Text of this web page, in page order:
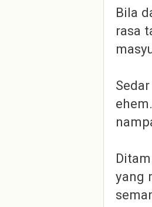
Bila
rasa
yang